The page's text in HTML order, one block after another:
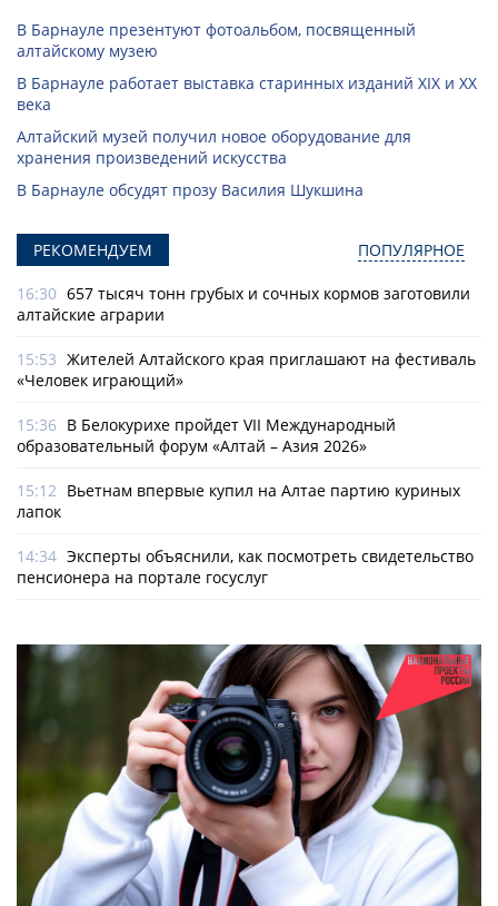
В Барнауле презентуют фотоальбом, посвященный
алтайскому музею
В Барнауле работает выставка старинных изданий XIX и XX
века
Алтайский музей получил новое оборудование для
хранения произведений искусства
В Барнауле обсудят прозу Василия Шукшина
РЕКОМЕНДУЕМ ПОПУЛЯРНОЕ
16:30 657 тысяч тонн грубых и сочных кормов заготовили
алтайские аграрии
15:53 Жителей Алтайского края приглашают на фестиваль
«Человек играющий»
15:36 В Белокурихе пройдет VII Международный
образовательный форум «Алтай – Азия 2026»
15:12 Вьетнам впервые купил на Алтае партию куриных
лапок
14:34 Эксперты объяснили, как посмотреть свидетельство
пенсионера на портале госуслуг